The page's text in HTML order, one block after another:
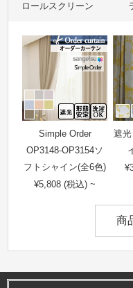
ロールスクリーン
Simple Order
OP3148-OP3154ソ
フトシャイン(全6色)
¥5,808 (税込) ~
遮
商